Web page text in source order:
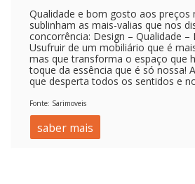
Qualidade e bom gosto aos preços
sublinham as mais-valias que nos
concorrência: Design – Qualidade –
Usufruir de um mobiliário que é
mas que transforma o espaço que
toque da essência que é só nossa!
que desperta todos os sentidos e
Fonte: Sarimoveis
saber mais